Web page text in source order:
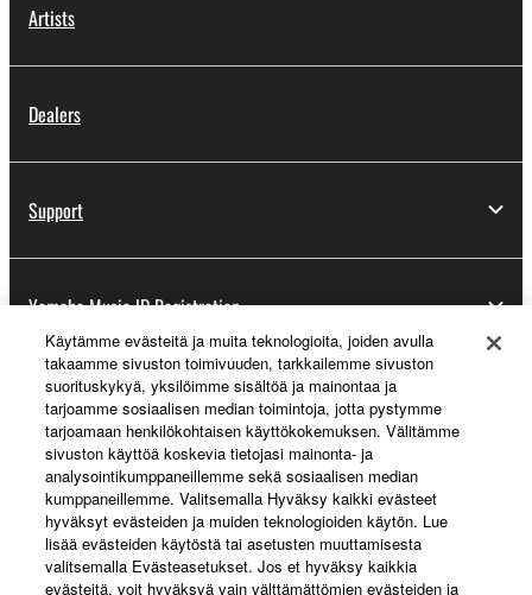
Artists
Dealers
Support
Yamaha Music ID Registration
About Yamaha
Suomi - English
Business
Käytämme evästeitä ja muita teknologioita, joiden avulla
takaamme sivuston toimivuuden, tarkkailemme sivuston
suorituskykyä, yksilöimme sisältöä ja mainontaa ja
tarjoamme sosiaalisen median toimintoja, jotta pystymme
tarjoamaan henkilökohtaisen käyttökokemuksen. Välitämme
sivuston käyttöä koskevia tietojasi mainonta- ja
analysointikumppaneillemme sekä sosiaalisen median
kumppaneillemme. Valitsemalla Hyväksy kaikki evästeet
hyväksyt evästeiden ja muiden teknologioiden käytön. Lue
lisää evästeiden käytöstä tai asetusten muuttamisesta
valitsemalla Evästeasetukset. Jos et hyväksy kaikkia
evästeitä, voit hyväksyä vain välttämättömien evästeiden ja